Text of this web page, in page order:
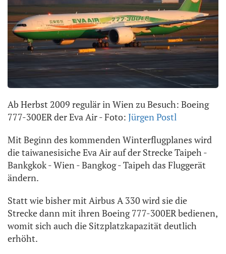
Ab Herbst 2009 regulär in Wien zu Besuch: Boeing
777-300ER der Eva Air - Foto: Jürgen Postl
Mit Beginn des kommenden Winterflugplanes wird
die taiwanesisiche Eva Air auf der Strecke Taipeh -
Bankgkok - Wien - Bangkog - Taipeh das Fluggerät
ändern.
Statt wie bisher mit Airbus A 330 wird sie die
Strecke dann mit ihren Boeing 777-300ER bedienen,
womit sich auch die Sitzplatzkapazität deutlich
erhöht.